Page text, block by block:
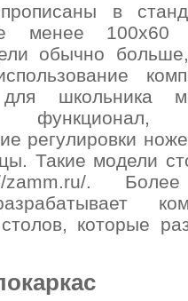
в
менее 100х60
обычно
школьника
функционал,
регулировки
Такие модели
zamm.ru/.
которые